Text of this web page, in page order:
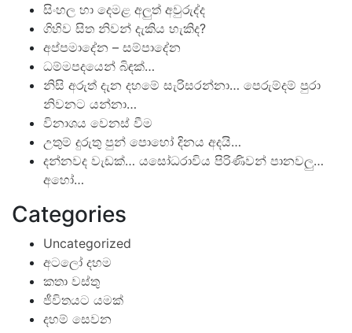
සිංහල හා දෙමළ අලුත් අවුරුද්ද
ගිහිව සිත නිවන් දැකිය හැකිද?
අප්පමාදේන – සම්පාදේන
ධම්මපදයෙන් බිඳක්…
නිසි අරුත් දැන දහමේ සැරිසරන්නා… පෙරුම්දම් පුරා
නිවනට යන්නා…
විනාශය වෙනස් වීම
උතුම් දුරුතු පුන් පොහෝ දිනය අදයි…
දන්නවද වැඩක්… යසෝධරාවිය පිරිණිවන් පානවලු…
අහෝ…
Categories
Uncategorized
අටලෝ දහම
කතා වස්තු
ජීවිතයට යමක්
දහම් සෙවන